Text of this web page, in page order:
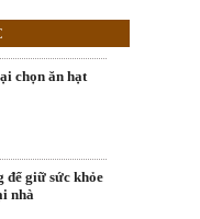
chọn ăn hạt
để giữ sức khỏe
nhà